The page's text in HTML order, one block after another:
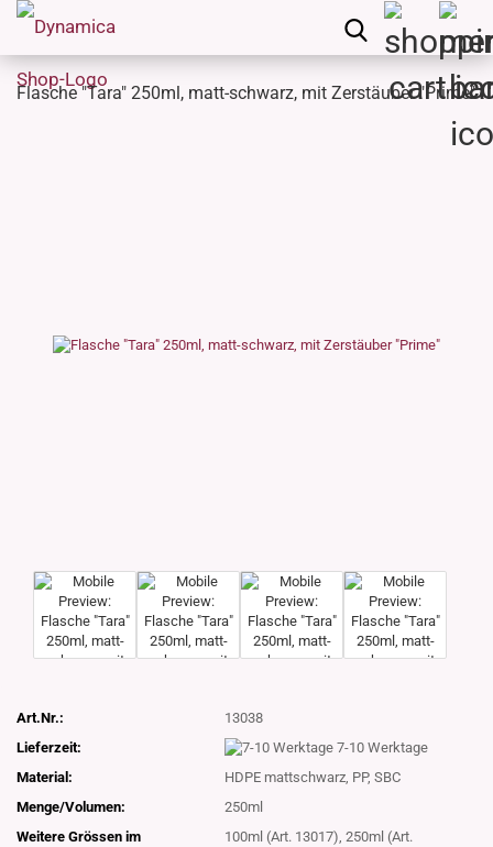
Flasche "Tara" 250ml, matt-schwarz, mit Zerstäuber "Prime"
Art.Nr.:
13038
Lieferzeit:
7-10 Werktage
Material:
HDPE mattschwarz, PP, SBC
Menge/Volumen:
250ml
Weitere Grössen im
100ml (Art. 13017), 250ml (Art.